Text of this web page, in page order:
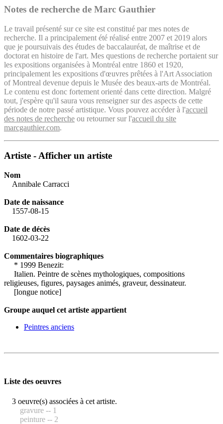
Notes de recherche de Marc Gauthier
Le travail présenté sur ce site est constitué par mes notes de
recherche. Il a principalement été réalisé entre 2007 et 2019 alors
que je poursuivais des études de baccalauréat, de maîtrise et de
doctorat en histoire de l'art. Mes questions de recherche portaient sur
les expositions organisées à Montréal entre 1860 et 1920,
principalement les expositions d'œuvres prêtées à l'Art Association
of Montreal devenue depuis le Musée des beaux-arts de Montréal.
Le contenu est donc fortement orienté dans cette direction. Malgré
tout, j'espère qu'il saura vous renseigner sur des aspects de cette
période de notre passé artistique. Vous pouvez accéder à l'accueil
des notes de recherche ou retourner sur l'accueil du site
marcgauthier.com.
Artiste - Afficher un artiste
Nom
Annibale Carracci
Date de naissance
1557-08-15
Date de décès
1602-03-22
Commentaires biographiques
* 1999 Benezit:
Italien. Peintre de scènes mythologiques, compositions
religieuses, figures, paysages animés, graveur, dessinateur.
[longue notice]
Groupe auquel cet artiste appartient
Peintres anciens
Liste des oeuvres
3 oeuvre(s) associées à cet artiste.
gravure -- 1
peinture -- 2